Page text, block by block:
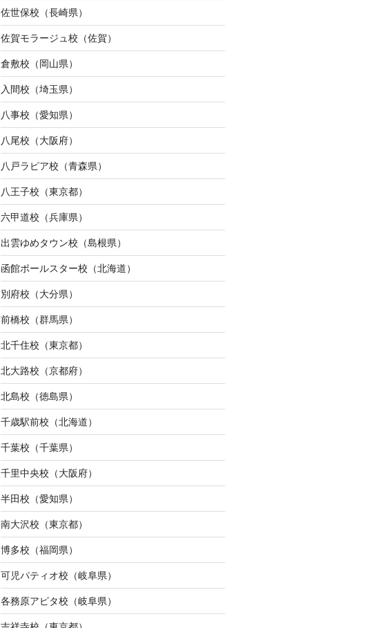
佐世保校（長崎県）
佐賀モラージュ校（佐賀）
倉敷校（岡山県）
入間校（埼玉県）
八事校（愛知県）
八尾校（大阪府）
八戸ラピア校（青森県）
八王子校（東京都）
六甲道校（兵庫県）
出雲ゆめタウン校（島根県）
函館ポールスター校（北海道）
別府校（大分県）
前橋校（群馬県）
北千住校（東京都）
北大路校（京都府）
北島校（徳島県）
千歳駅前校（北海道）
千葉校（千葉県）
千里中央校（大阪府）
半田校（愛知県）
南大沢校（東京都）
博多校（福岡県）
可児パティオ校（岐阜県）
各務原アピタ校（岐阜県）